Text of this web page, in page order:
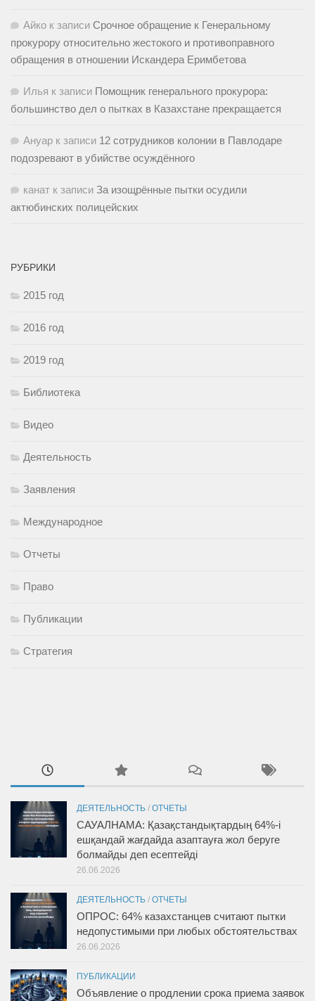
Айко к записи Срочное обращение к Генеральному
прокурору относительно жестокого и противоправного
обращения в отношении Искандера Еримбетова
Илья к записи Помощник генерального прокурора:
большинство дел о пытках в Казахстане прекращается
Ануар к записи 12 сотрудников колонии в Павлодаре
подозревают в убийстве осуждённого
канат к записи За изощрённые пытки осудили
актюбинских полицейских
РУБРИКИ
2015 год
2016 год
2019 год
Библиотека
Видео
Деятельность
Заявления
Международное
Отчеты
Право
Публикации
Стратегия
ДЕЯТЕЛЬНОСТЬ / ОТЧЕТЫ
САУАЛНАМА: Қазақстандықтардың 64%-і
ешқандай жағдайда азаптауға жол беруге
болмайды деп есептейді
26.06.2026
ДЕЯТЕЛЬНОСТЬ / ОТЧЕТЫ
ОПРОС: 64% казахстанцев считают пытки
недопустимыми при любых обстоятельствах
26.06.2026
ПУБЛИКАЦИИ
Объявление о продлении срока приема заявок